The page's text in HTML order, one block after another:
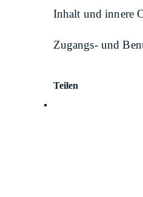
Inhalt und innere
Zugangs- und
Teilen